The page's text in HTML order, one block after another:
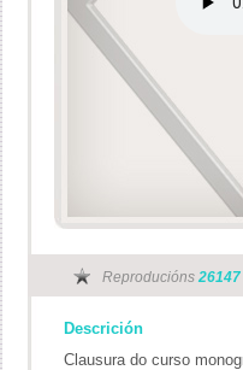
Reproducións 26147
Descrición
Clausura do curso